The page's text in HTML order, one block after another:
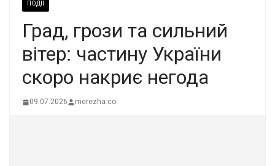
ПОДІЇ
Град, грози та сильний
вітер: частину України
скоро накриє негода
09.07.2026 merezha.co